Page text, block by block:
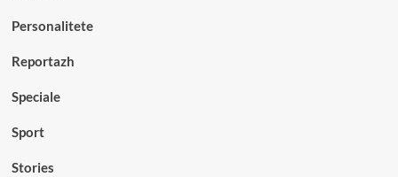
Personalitete
Reportazh
Speciale
Sport
Stories